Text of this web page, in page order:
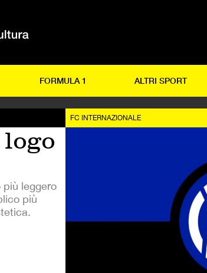
FORMULA 1 ALTRI SPORT
logo
più leggero
più
FC INTERNAZIONALE